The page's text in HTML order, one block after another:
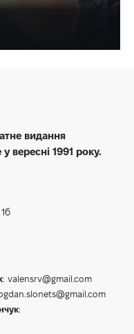
видання
вересні 1991 року.
: valensrv@gmail.com
: